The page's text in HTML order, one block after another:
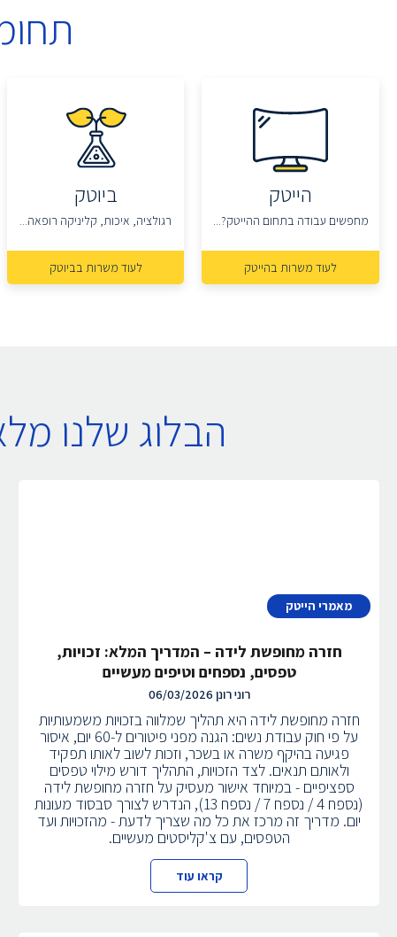
הייטק
מחפשים עבודה בתחום ההייטק?...
לעוד משרות בהייטק
ביוטק
רגולציה, איכות, קליניקה רופאה...
לעוד משרות בביוטק
הבלוג שלנו
מאמרי הייטק
חזרה מחופשת לידה – המדריך המלא: זכויות,
טפסים, נספחים וטיפים מעשיים
רוני רונן 06/03/2026
חזרה מחופשת לידה היא תהליך שמלווה בזכויות משמעותיות
על פי חוק עבודת נשים: הגנה מפני פיטורים ל-60 יום, איסור
פגיעה בהיקף משרה או בשכר, וזכות לשוב לאותו תפקיד
ולאותם תנאים. לצד הזכויות, התהליך דורש מילוי טפסים
ספציפיים - במיוחד אישור מעסיק על חזרה מחופשת לידה
(נספח 4 / נספח 7 / נספח 13), הנדרש לצורך סבסוד מעונות
יום. מדריך זה מרכז את כל מה שצריך לדעת - מהזכויות ועד
הטפסים, עם צ'קליסטים מעשיים.
קראו עוד